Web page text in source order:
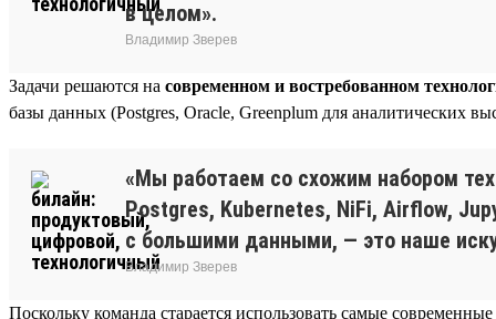
в целом».
Владимир Зверев
Задачи решаются на современном и востребованном
базы данных (Postgres, Oracle, Greenplum для аналитических
«Мы работаем со схожим набором
Postgres, Kubernetes, NiFi, Airflow,
с большими данными, — это наше
Владимир Зверев
Поскольку команда старается использовать самые